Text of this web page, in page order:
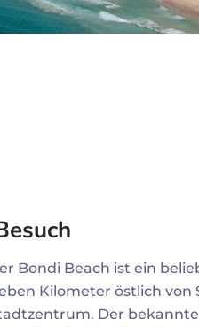
Bondi Beach ist ein
Kilometer östlich von
Der bekannte
Zum Profil